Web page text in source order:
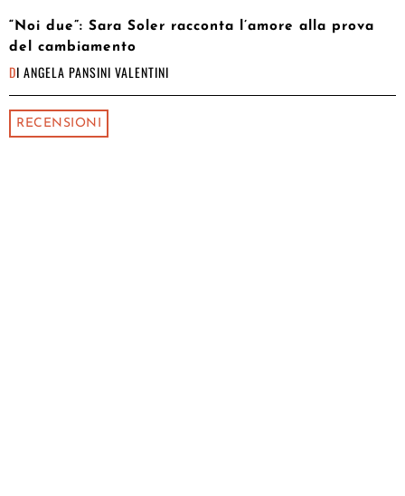
“Noi due”: Sara Soler racconta l’amore alla prova
del cambiamento
DI ANGELA PANSINI VALENTINI
RECENSIONI